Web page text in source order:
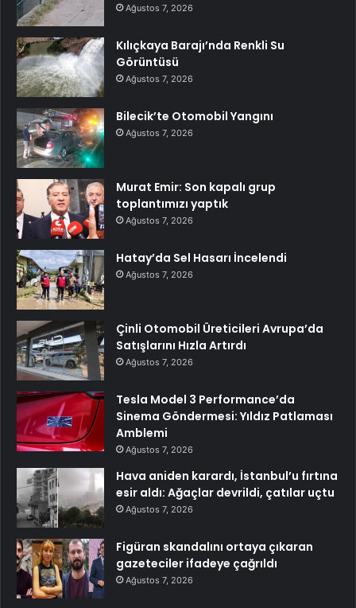
Ağustos 7, 2026
Kılıçkaya Barajı’nda Renkli Su
Görüntüsü
Ağustos 7, 2026
Bilecik’te Otomobil Yangını
Ağustos 7, 2026
Murat Emir: Son kapalı grup
toplantımızı yaptık
Ağustos 7, 2026
Hatay’da Sel Hasarı İncelendi
Ağustos 7, 2026
Çinli Otomobil Üreticileri Avrupa’da
Satışlarını Hızla Artırdı
Ağustos 7, 2026
Tesla Model 3 Performance’da
Sinema Göndermesi: Yıldız Patlaması
Amblemi
Ağustos 7, 2026
Hava aniden karardı, İstanbul’u fırtına
esir aldı: Ağaçlar devrildi, çatılar uçtu
Ağustos 7, 2026
Figüran skandalını ortaya çıkaran
gazeteciler ifadeye çağrıldı
Ağustos 7, 2026